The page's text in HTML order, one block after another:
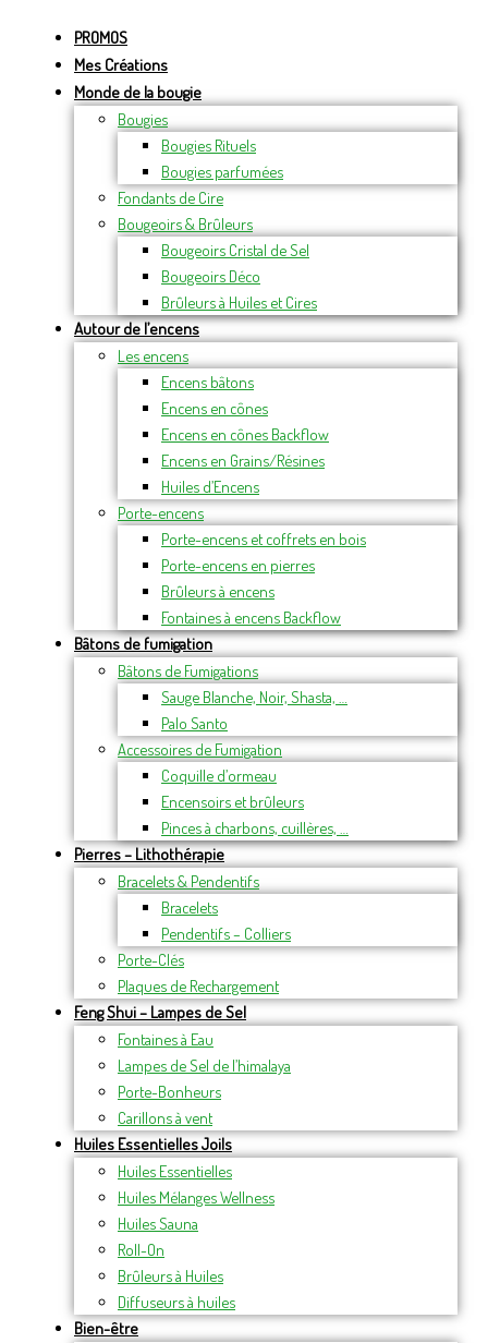
PROMOS
Mes Créations
Monde de la bougie
Bougies
Bougies Rituels
Bougies parfumées
Fondants de Cire
Bougeoirs & Brûleurs
Bougeoirs Cristal de Sel
Bougeoirs Déco
Brûleurs à Huiles et Cires
Autour de l’encens
Les encens
Encens bâtons
Encens en cônes
Encens en cônes Backflow
Encens en Grains/Résines
Huiles d’Encens
Porte-encens
Porte-encens et coffrets en bois
Porte-encens en pierres
Brûleurs à encens
Fontaines à encens Backflow
Bâtons de fumigation
Bâtons de Fumigations
Sauge Blanche, Noir, Shasta, …
Palo Santo
Accessoires de Fumigation
Coquille d’ormeau
Encensoirs et brûleurs
Pinces à charbons, cuillères, …
Pierres – Lithothérapie
Bracelets & Pendentifs
Bracelets
Pendentifs – Colliers
Porte-Clés
Plaques de Rechargement
Feng Shui – Lampes de Sel
Fontaines à Eau
Lampes de Sel de l’himalaya
Porte-Bonheurs
Carillons à vent
Huiles Essentielles Joils
Huiles Essentielles
Huiles Mélanges Wellness
Huiles Sauna
Roll-On
Brûleurs à Huiles
Diffuseurs à huiles
Bien-être